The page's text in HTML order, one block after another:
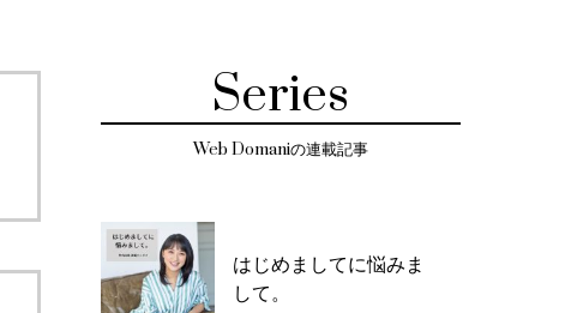
Series
Web Domaniの連載記事
はじめましてに悩みま
して。